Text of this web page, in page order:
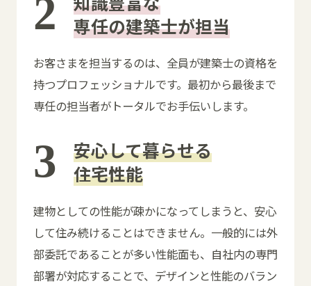
専任の建築士が担当
お客さまを担当するのは、全員が建築士の資格を
持つプロフェッショナルです。最初から最後まで
専任の担当者がトータルでお手伝いします。
安心して暮らせる
住宅性能
建物としての性能が疎かになってしまうと、安心
して住み続けることはできません。一般的には外
部委託であることが多い性能面も、自社内の専門
部署が対応することで、デザインと性能のバラン